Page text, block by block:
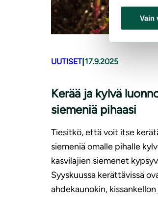
Vain
UUTISET| 17.9.2025
Kerää ja kylvä
siemeniä pihaasi
Tiesitkö, että voit itse
siemeniä omalle pihalle
kasvilajien siemenet
Syyskuussa kerättävissä
ahdekaunokin,